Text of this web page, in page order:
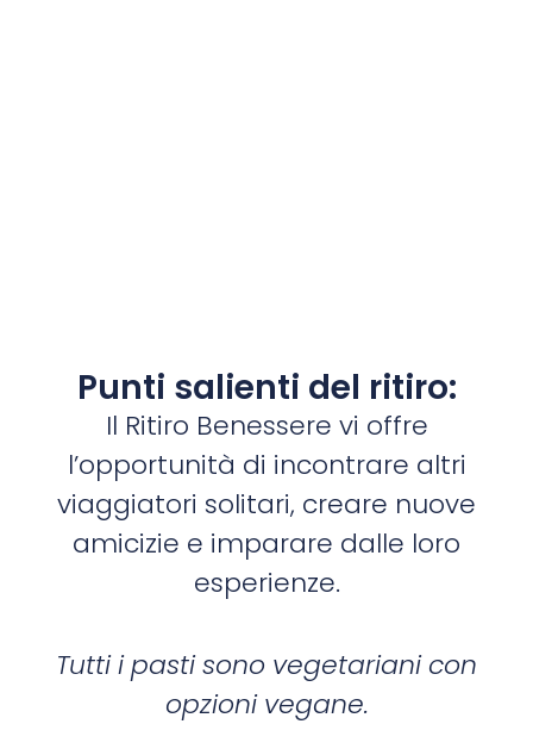
Punti salienti del ritiro:
Il Ritiro Benessere vi offre
l’opportunità di incontrare altri
viaggiatori solitari, creare nuove
amicizie e imparare dalle loro
esperienze.
Tutti i pasti sono vegetariani con
opzioni vegane.